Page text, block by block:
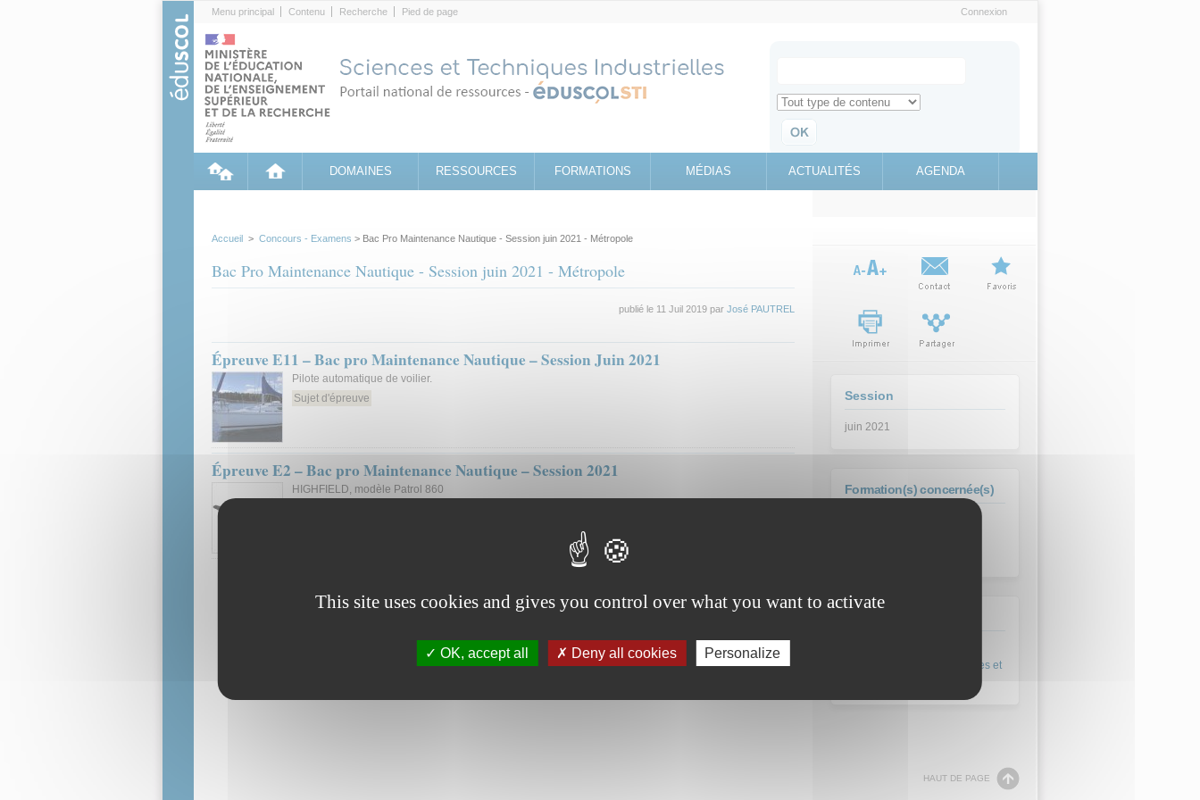
Menu principal Contenu Recherche Pied de page Connexion
Search for
Retrouvez toute l'information sur le site education.gouv.fr
DOMAINES RESSOURCES FORMATIONS MÉDIAS ACTUALITÉS AGENDA
Accueil > Concours - Examens > Bac Pro Maintenance Nautique - Session juin 2021 - Métropole
Bac Pro Maintenance Nautique - Session juin 2021 - Métropole
publié le 11 Juil 2019 par José PAUTREL
Épreuve E11 – Bac pro Maintenance Nautique – Session Juin 2021
Pilote automatique de voilier.
Sujet d'épreuve
Épreuve E2 – Bac pro Maintenance Nautique – Session 2021
HIGHFIELD, modèle Patrol 860
Session
juin 2021
Formation(s) concernée(s)
Maintenance des véhicules et
HAUT DE PAGE
This site uses cookies and gives you control over what you want to activate
OK, accept all Deny all cookies Personalize